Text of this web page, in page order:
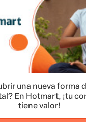
una nueva forma
En Hotmart, ¡tu
tiene valor!